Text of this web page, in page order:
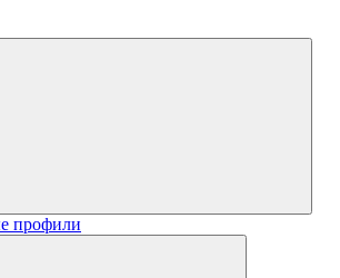
профили